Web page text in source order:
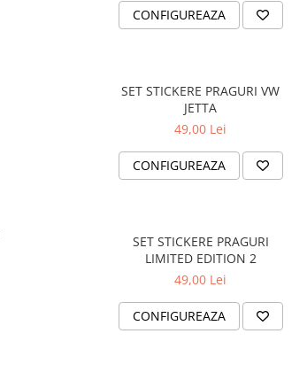
CONFIGUREAZA
SET STICKERE PRAGURI VW
JETTA
49,00 Lei
CONFIGUREAZA
SET STICKERE PRAGURI
LIMITED EDITION 2
49,00 Lei
CONFIGUREAZA